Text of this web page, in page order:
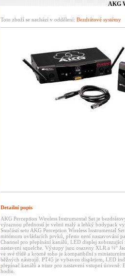
AKG
Toto zboží se nachází v oddělení: Bezdrátové systémy
Detailní popis
AKG Perception Wireless Instrumental Set je
výraznou předností je velmi malý a lehký bodypack
Součástí setu AKG Perception Wireless Instrumental
minimum ovládacích prvků, přesto není nastavování
Channel pro přepínání kanálů, LED displej
nastavení squelche. Výstupy jsou osazeny XLR a ¼“
ve své třídě a kromě toho je kompatibilní s
běžných nástrojů. PT45 je vybaven displejem, LED
přepínač kanálů a trimr pro nastavení vstupní úrovně.
hodin.